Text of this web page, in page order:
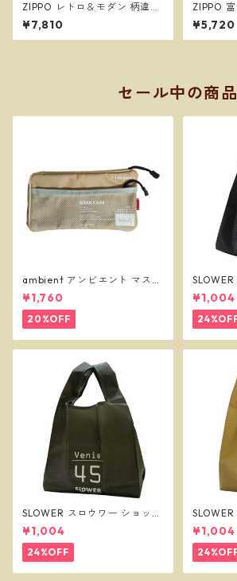
ZIPPO レトロ＆モダン 柄違い
両面加工 シェル 貝貼り ジッポ
ー オイルライター
¥7,810
ZIPPO
縁起物
イター
¥5,720
セール中の商品
ambient アンビエント マスク
ケース ベージュ
¥1,760
20%OFF
ーバッグ
SLW255
¥1,004
SLOWER スロウワー ショッパ
ーバッグ ビーニー L オリーブ
SLW257
¥1,004
24%OFF
ーバッグ
W256
¥1,004